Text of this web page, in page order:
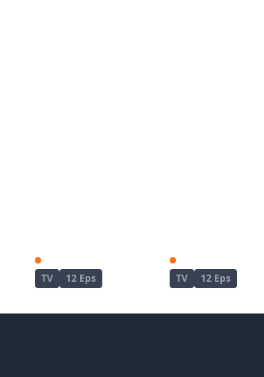
TV 12 Eps TV 12 Eps